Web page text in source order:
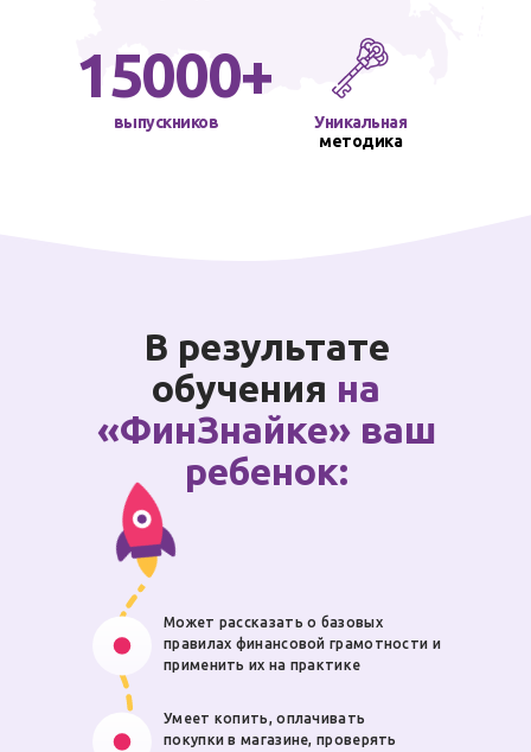
15000+
выпускников
Уникальная
методика
Может рассказать о базовых
правилах финансовой грамотности и
применить их на практике
Умеет копить, оплачивать
покупки в магазине, проверять
В результате
обучения на
«ФинЗнайке» ваш
ребенок: